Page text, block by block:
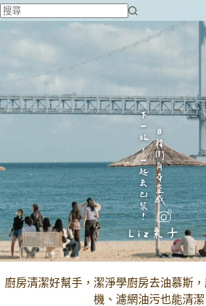
跳
容
廚房清潔好幫手，潔淨學廚房去油慕斯
機、濾網油污也能清潔